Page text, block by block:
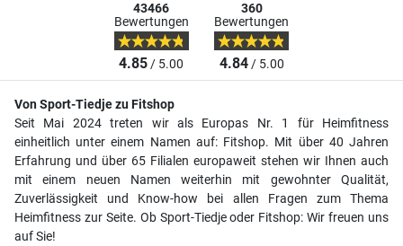
43466
Bewertungen
4.85/ 5.00
360
Bewertungen
4.84/ 5.00
Von Sport-Tiedje zu Fitshop
Seit Mai 2024 treten wir als Europas Nr. 1 für Heimfitness
einheitlich unter einem Namen auf: Fitshop. Mit über 40 Jahren
Erfahrung und über 65 Filialen europaweit stehen wir Ihnen auch
mit einem neuen Namen weiterhin mit gewohnter Qualität,
Zuverlässigkeit und Know-how bei allen Fragen zum Thema
Heimfitness zur Seite. Ob Sport-Tiedje oder Fitshop: Wir freuen uns
auf Sie!